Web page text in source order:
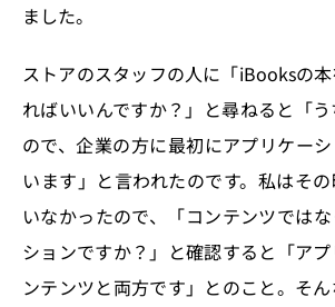
ました。
ストアのスタッフの人に「iBooksの
ればいいんですか？」と尋ねると「
ので、企業の方に最初にアプリケー
います」と言われたのです。私はそ
いなかったので、「コンテンツでは
ションですか？」と確認すると「ア
ンテンツと両方です」とのこと。そ